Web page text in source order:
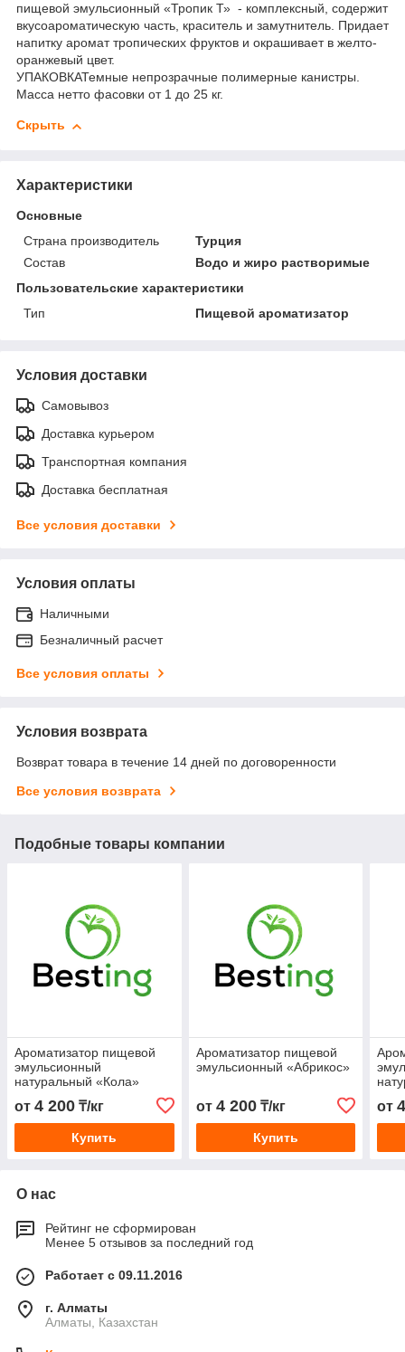
пищевой эмульсионный «Тропик Т» - комплексный, содержит
вкусоароматическую часть, краситель и замутнитель. Придает
напитку аромат тропических фруктов и окрашивает в желто-
оранжевый цвет.
УПАКОВКАТемные непрозрачные полимерные канистры.
Масса нетто фасовки от 1 до 25 кг.
Скрыть
Характеристики
Основные
Страна производитель
Турция
Состав
Водо и жиро растворимые
Пользовательские характеристики
Тип
Пищевой ароматизатор
Условия доставки
Самовывоз
Доставка курьером
Транспортная компания
Доставка бесплатная
Все условия доставки
Условия оплаты
Наличными
Безналичный расчет
Все условия оплаты
Условия возврата
Возврат товара в течение 14 дней по договоренности
Все условия возврата
Подобные товары компании
Ароматизатор пищевой
эмульсионный
натуральный «Кола»
от 4 200 ₸/кг
Купить
Ароматизатор пищевой
эмульсионный «Абрикос»
от 4 200₸/кг
Купить
от
О нас
Рейтинг не сформирован
Менее 5 отзывов за последний год
Работает с 09.11.2016
г. Алматы
Алматы, Казахстан